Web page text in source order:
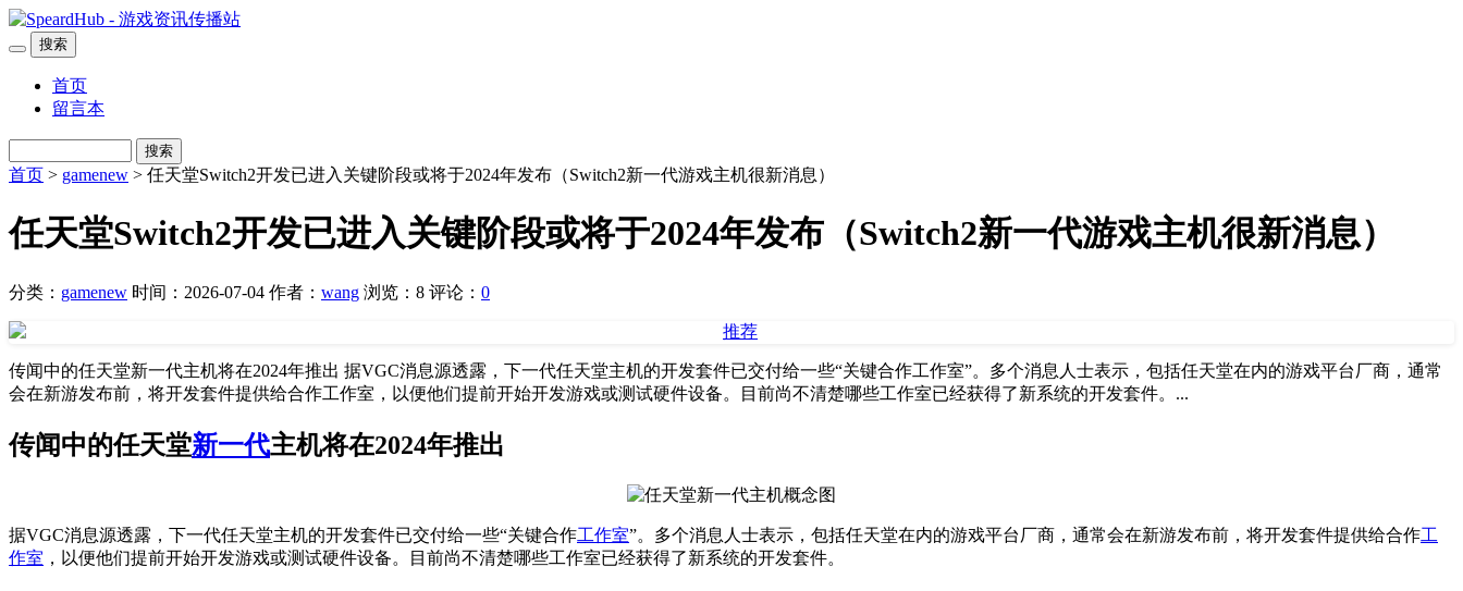
搜索
首页
留言本
搜索
首页 > gamenew > 任天堂Switch2开发已进入关键阶段或将于2024年发布（Switch2新一代游戏主机很新消息）
任天堂Switch2开发已进入关键阶段或将于2024年发布（Switch2新一代游戏主机很新消息）
分类： gamenew 时间：2026-07-04 作者： wang 浏览：8 评论： 0
传闻中的任天堂新一代主机将在2024年推出 据VGC消息源透露，下一代任天堂主机的开发套件已交付给一些“关键合作工作室”。多个消息人士表示，包括任天堂在内的游戏平台厂商，通常
会在新游发布前，将开发套件提供给合作工作室，以便他们提前开始开发游戏或测试硬件设备。目前尚不清楚哪些工作室已经获得了新系统的开发套件。...
传闻中的任天堂新一代主机将在2024年推出
据VGC消息源透露，下一代任天堂主机的开发套件已交付给一些“关键合作工作室”。多个消息人士表示，包括任天堂在内的游戏平台厂商，通常会在新游发布前，将开发套件提供给合作工
作室 ，以便他们提前开始开发游戏或测试硬件设备。目前尚不清楚哪些工作室已经获得了新系统的开发套件。